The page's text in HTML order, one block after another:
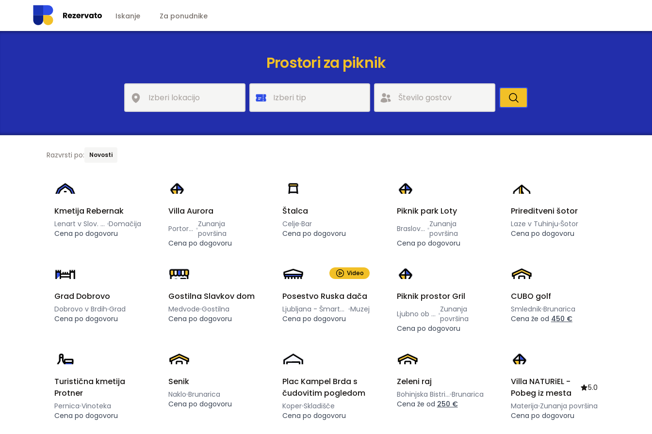
Iskanje Za ponudnike
Prostori za piknik
Razvrsti po: Novosti
Kmetija Rebernak
Lenart v Slov. goricah Domačija
Cena po dogovoru
Villa Aurora
Portorož Zunanja
površina
Cena po dogovoru
Štalca
Celje Bar
Cena po dogovoru
Piknik park Loty
Braslovče Zunanja
površina
Cena po dogovoru
Prireditveni šotor
Laze v Tuhinju Šotor
Cena po dogovoru
Grad Dobrovo
Dobrovo v Brdih Grad
Cena po dogovoru
Gostilna Slavkov dom
Medvode Gostilna
Cena po dogovoru
Video
Posestvo Ruska dača
Ljubljana - Šmartno
Muzej
Cena po dogovoru
Piknik prostor Gril
Ljubno ob Savinji Zunanja
površina
Cena po dogovoru
CUBO golf
Smlednik Brunarica
Cena že od 450 €
Turistična kmetija
Protner
Pernica Vinoteka
Cena po dogovoru
Senik
Naklo Brunarica
Cena po dogovoru
Plac Kampel Brda s
čudovitim pogledom
Koper Skladišče
Cena po dogovoru
Zeleni raj
Bohinjska Bistrica Brunarica
Cena že od 250 €
Villa NATURiEL -
Pobeg iz mesta
5.0
Materija Zunanja površina
Cena po dogovoru